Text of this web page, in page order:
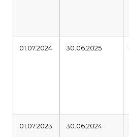
01.07.2024 30.06.2025
01.07.2023 30.06.2024